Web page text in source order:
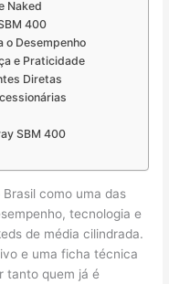
Naked
400
o Desempenho
e Praticidade
Diretas
SBM 400
como uma das
tecnologia e
de média cilindrada.
e uma ficha técnica
tanto quem já é